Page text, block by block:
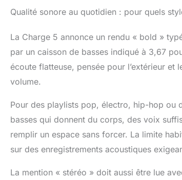
Qualité sonore au quotidien : pour quels
La Charge 5 annonce un rendu « bold »
par un caisson de basses indiqué à 3,67
écoute flatteuse, pensée pour l’extérieur
volume.
Pour des playlists pop, électro, hip-hop ou
basses qui donnent du corps, des voix
remplir un espace sans forcer. La limite
sur des enregistrements acoustiques
La mention « stéréo » doit aussi être lue